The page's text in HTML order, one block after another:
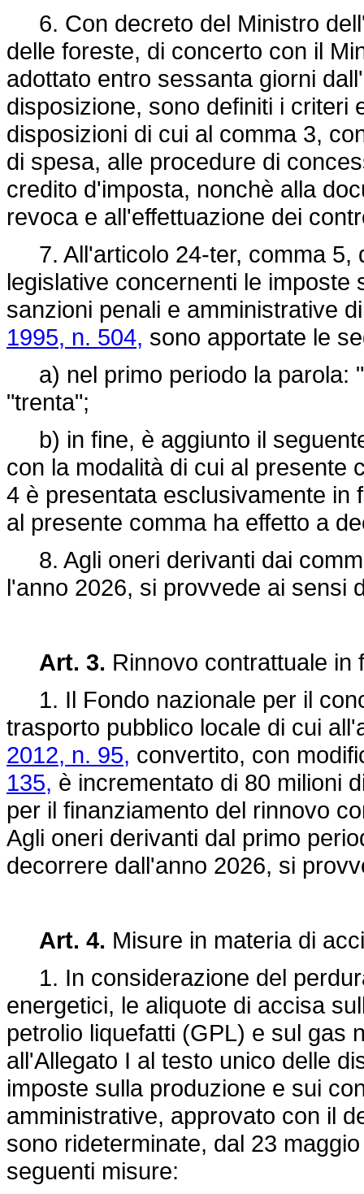
6. Con decreto del Ministro
delle foreste, di concerto con il
adottato entro sessanta giorni
disposizione, sono definiti i criteri
disposizioni di cui al comma 3,
di spesa, alle procedure di
credito d'imposta, nonchè alla
revoca e all'effettuazione dei
7. All'articolo 24-ter, comma 5,
legislative concernenti le
sanzioni penali e amministrative
1995, n. 504, sono apportate le
a) nel primo periodo la parola:
"trenta";
b) in fine, è aggiunto il
con la modalità di cui al presente
4 è presentata esclusivamente in
al presente comma ha effetto a
8. Agli oneri derivanti dai
l'anno 2026, si provvede ai sensi
Art. 3. Rinnovo contrattuale in
1. Il Fondo nazionale per il
trasporto pubblico locale di cui
2012, n. 95, convertito, con
135, è incrementato di 80 milioni
per il finanziamento del rinnovo
Agli oneri derivanti dal primo
decorrere dall'anno 2026, si
Art. 4. Misure in materia di
1. In considerazione del
energetici, le aliquote di accisa
petrolio liquefatti (GPL) e sul gas
all'Allegato I al testo unico delle
imposte sulla produzione e sui
amministrative, approvato con il
sono rideterminate, dal 23
seguenti misure: